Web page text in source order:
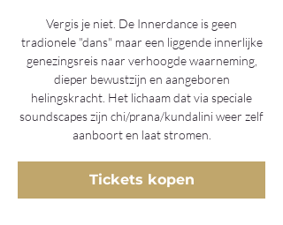
Vergis je niet. De Innerdance is geen
tradionele "dans" maar een liggende innerlijke
genezingsreis naar verhoogde waarneming,
dieper bewustzijn en aangeboren
helingskracht. Het lichaam dat via speciale
soundscapes zijn chi/prana/kundalini weer zelf
aanboort en laat stromen.
Tickets kopen